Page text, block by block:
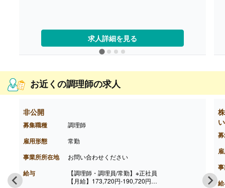
・住宅手当 5,000円-10,000円
・皆勤手当 5,000円
・早出手当 2,000円/回
【賞与】年2回（計3.60ヶ月分）※前年度実績
【昇給】あり（1月あたり1,000円-1,500円）※前
求人詳細を見る
お近くの調理師の求人
非公開
募集職種 調理師
雇用形態 常勤
事業所所在地 お問い合わせください
給与
【調理師・調理員/常勤】※正社員
【月給】173,720円-190,720円